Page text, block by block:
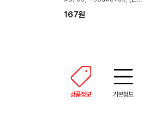
이110mm)
167원
상품정보 기본정보